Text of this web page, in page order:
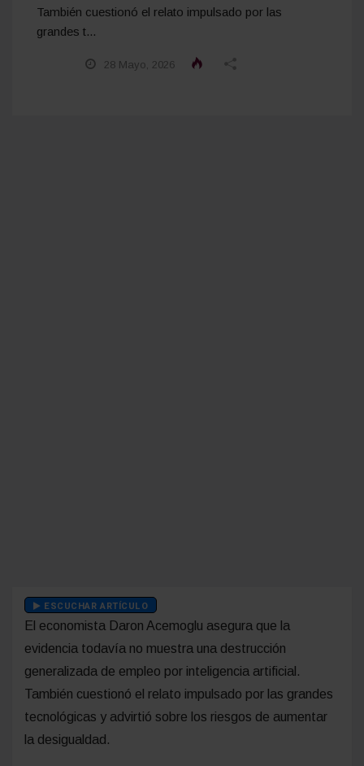
También cuestionó el relato impulsado por las
grandes t...
28 Mayo, 2026
ESCUCHAR ARTÍCULO
El economista Daron Acemoglu asegura que la
evidencia todavía no muestra una destrucción
generalizada de empleo por inteligencia artificial.
También cuestionó el relato impulsado por las grandes
tecnológicas y advirtió sobre los riesgos de aumentar
la desigualdad.